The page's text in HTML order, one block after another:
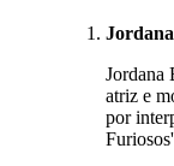
Jordana
Jordana
atriz e
por